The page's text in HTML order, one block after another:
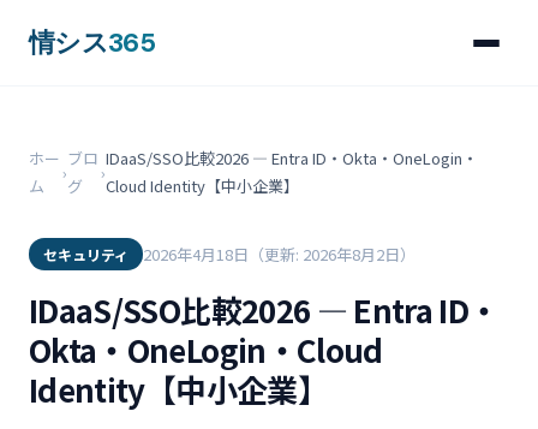
情シス365
ホー
ム
›
ブロ
グ
›
IDaaS/SSO比較2026 ― Entra ID・Okta・OneLogin・
Cloud Identity【中小企業】
セキュリティ 2026年4月18日 （更新: 2026年8月2日）
IDaaS/SSO比較2026 ― Entra ID・
Okta・OneLogin・Cloud
Identity【中小企業】